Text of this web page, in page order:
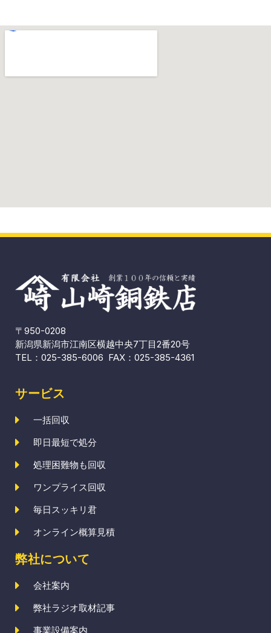
〒950-0208
新潟県新潟市江南区横越中央7丁目2番20号
TEL： 025-385-6006 FAX：025-385-4361
サービス
一括回収
即日最短で処分
処理困難物も回収
ワンプライス回収
毎日スッキリ君
オンライン概算見積
弊社について
会社案内
弊社ラジオ取材記事
事業設備案内